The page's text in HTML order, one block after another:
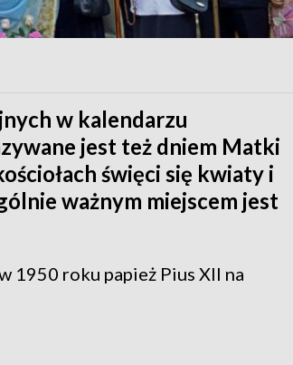
w kalendarzu
jest też dniem Matki
święci się kwiaty i
ważnym miejscem jest
1950 roku papież Pius XII na